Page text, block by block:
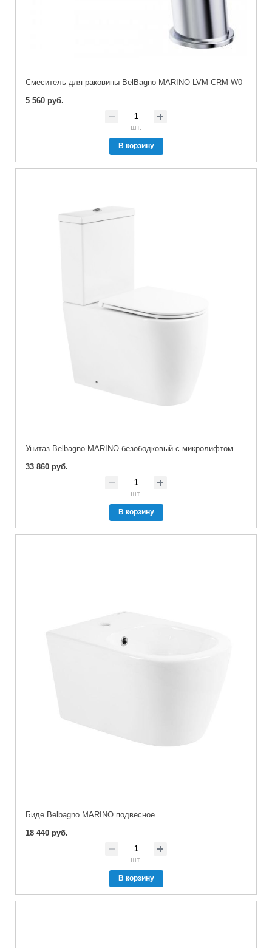
Смеситель для раковины BelBagno MARINO-LVM-CRM-W0
5 560 руб.
шт.
В корзину
Унитаз Belbagno MARINO безободковый с микролифтом
33 860 руб.
шт.
В корзину
Биде Belbagno MARINO подвесное
18 440 руб.
шт.
В корзину